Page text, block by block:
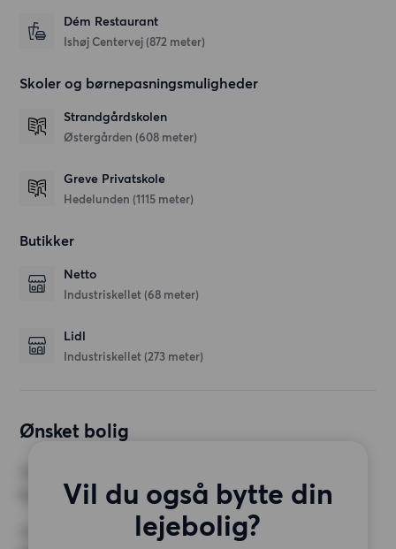
Dém Restaurant
Ishøj Centervej (872 meter)
Skoler og børnepasningsmuligheder
Strandgårdskolen
Østergården (608 meter)
Greve Privatskole
Hedelunden (1115 meter)
Butikker
Netto
Industriskellet (68 meter)
Lidl
Industriskellet (273 meter)
Ønsket bolig
Vil du også bytte din
lejebolig?
4 værelser
MIN. ANTAL KVADRATMETER